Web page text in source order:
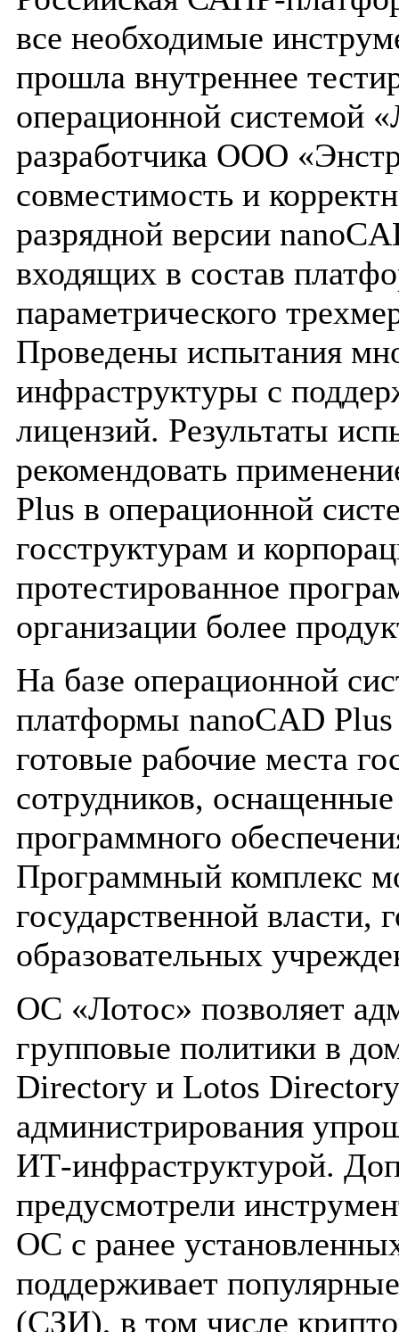
все необходимые
прошла внутреннее
операционной системой
разработчика ООО
совместимость и
разрядной версии
входящих в состав
параметрического
Проведены испытания
инфраструктуры с
лицензий. Результаты
рекомендовать
Plus в операционной
госструктурам и
протестированное
организации более
На базе операционной
платформы nanoCAD Plus
готовые рабочие места
сотрудников,
программного
Программный комплекс
государственной власти,
образовательных
ОС «Лотос» позволяет
групповые политики в
Directory и Lotos
администрирования
ИТ-инфраструктурой.
предусмотрели
ОС с ранее
поддерживает
(СЗИ), в том числе